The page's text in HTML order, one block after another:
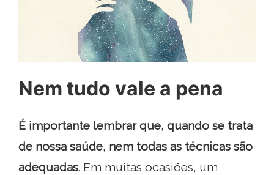
Nem tudo vale a pena
É importante lembrar que, quando se trata
de nossa saúde, nem todas as técnicas são
adequadas. Em muitas ocasiões, um